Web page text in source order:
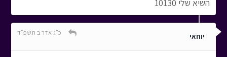
השיא שלי 10130
יוחאי כ"ג אדר ב תשפ"ד